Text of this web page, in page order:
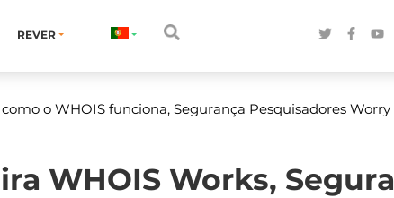
REVER
o WHOIS funciona, Segurança Pesquisadores Worry
WHOIS Works,